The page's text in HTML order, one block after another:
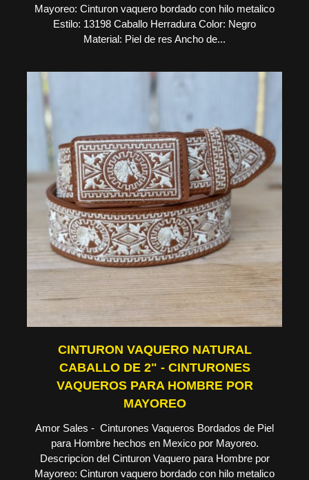
Mayoreo: Cinturon vaquero bordado con hilo metalico
Estilo: 13198 Caballo Herradura Color: Negro
Material: Piel de res Ancho de...
CINTURON VAQUERO NATURAL
CABALLO DE 2" - CINTURONES
VAQUEROS PARA HOMBRE POR
MAYOREO
Amor Sales - Cinturones Vaqueros Bordados de Piel
para Hombre hechos en Mexico por Mayoreo.
Descripcion del Cinturon Vaquero para Hombre por
Mayoreo: Cinturon vaquero bordado con hilo metalico